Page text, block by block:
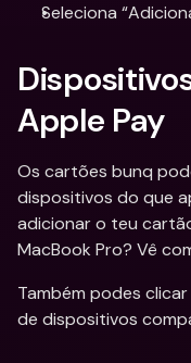
Seleciona
Apple Pay
Os cartões bunq
dispositivos do que
adicionar o teu
MacBook Pro? Vê
Também podes clicar
de dispositivos